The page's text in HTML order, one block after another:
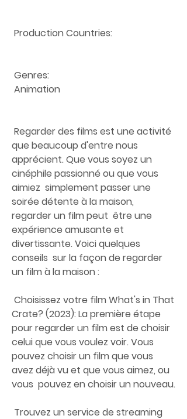
Production Countries:
Genres:
Animation
que beaucoup d'entre nous
apprécient. Que vous soyez un
cinéphile passionné ou que vous
aimiez  simplement passer une
soirée détente à la maison,
regarder un film peut  être une
expérience amusante et
divertissante. Voici quelques
conseils  sur la façon de regarder
un film à la maison :
Crate? (2023): La première étape
pour regarder un film est de choisir
celui que vous voulez voir. Vous
pouvez choisir un film que vous
avez déjà vu et que vous aimez, ou
vous  pouvez en choisir un nouveau.